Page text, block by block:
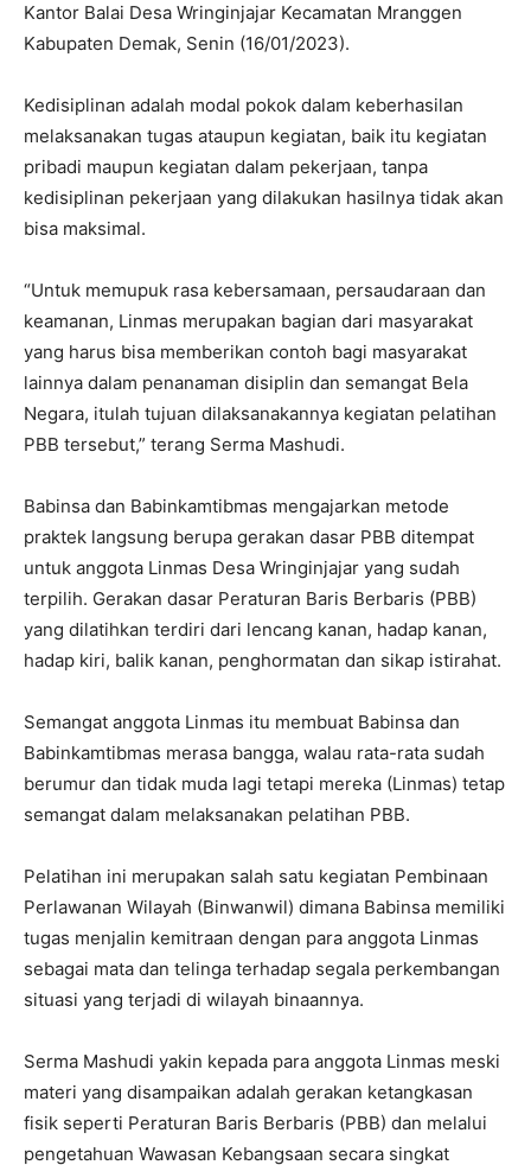
Kantor Balai Desa Wringinjajar Kecamatan Mranggen
Kabupaten Demak, Senin (16/01/2023).
Kedisiplinan adalah modal pokok dalam keberhasilan
melaksanakan tugas ataupun kegiatan, baik itu kegiatan
pribadi maupun kegiatan dalam pekerjaan, tanpa
kedisiplinan pekerjaan yang dilakukan hasilnya tidak akan
bisa maksimal.
“Untuk memupuk rasa kebersamaan, persaudaraan dan
keamanan, Linmas merupakan bagian dari masyarakat
yang harus bisa memberikan contoh bagi masyarakat
lainnya dalam penanaman disiplin dan semangat Bela
Negara, itulah tujuan dilaksanakannya kegiatan pelatihan
PBB tersebut,” terang Serma Mashudi.
Babinsa dan Babinkamtibmas mengajarkan metode
praktek langsung berupa gerakan dasar PBB ditempat
untuk anggota Linmas Desa Wringinjajar yang sudah
terpilih. Gerakan dasar Peraturan Baris Berbaris (PBB)
yang dilatihkan terdiri dari lencang kanan, hadap kanan,
hadap kiri, balik kanan, penghormatan dan sikap istirahat.
Semangat anggota Linmas itu membuat Babinsa dan
Babinkamtibmas merasa bangga, walau rata-rata sudah
berumur dan tidak muda lagi tetapi mereka (Linmas) tetap
semangat dalam melaksanakan pelatihan PBB.
Pelatihan ini merupakan salah satu kegiatan Pembinaan
Perlawanan Wilayah (Binwanwil) dimana Babinsa memiliki
tugas menjalin kemitraan dengan para anggota Linmas
sebagai mata dan telinga terhadap segala perkembangan
situasi yang terjadi di wilayah binaannya.
Serma Mashudi yakin kepada para anggota Linmas meski
materi yang disampaikan adalah gerakan ketangkasan
fisik seperti Peraturan Baris Berbaris (PBB) dan melalui
pengetahuan Wawasan Kebangsaan secara singkat